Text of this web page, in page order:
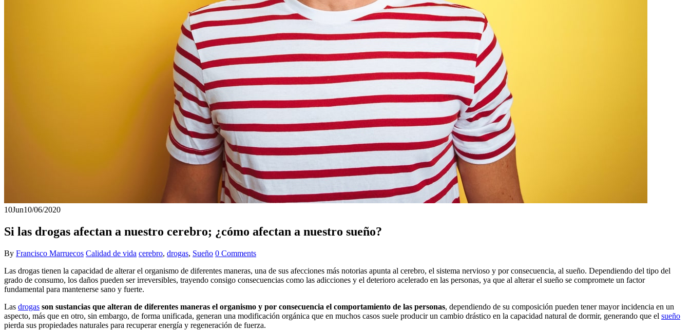
10Jun10/06/2020
Si las drogas afectan a nuestro cerebro; ¿cómo afectan a nuestro sueño?
By Francisco Marruecos Calidad de vida cerebro, drogas, Sueño 0 Comments
Las drogas tienen la capacidad de alterar el organismo de diferentes maneras, una de sus afecciones más notorias apunta al cerebro, el sistema nervioso y por consecuencia, al sueño. Dependiendo del tipo del
grado de consumo, los daños pueden ser irreversibles, trayendo consigo consecuencias como las adicciones y el deterioro acelerado en las personas, ya que al alterar el sueño se compromete un factor
fundamental para mantenerse sano y fuerte.
Las drogas son sustancias que alteran de diferentes maneras el organismo y por consecuencia el comportamiento de las personas, dependiendo de su composición pueden tener mayor incidencia en un
aspecto, más que en otro, sin embargo, de forma unificada, generan una modificación orgánica que en muchos casos suele producir un cambio drástico en la capacidad natural de dormir, generando que el sueño
pierda sus propiedades naturales para recuperar energía y regeneración de fuerza.